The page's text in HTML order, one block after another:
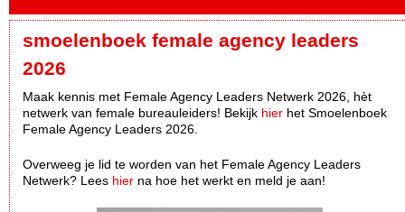
smoelenboek female agency leaders
2026
Maak kennis met Female Agency Leaders Netwerk 2026, hèt
netwerk van female bureauleiders! Bekijk hier het Smoelenboek
Female Agency Leaders 2026.
Overweeg je lid te worden van het Female Agency Leaders
Netwerk? Lees hier na hoe het werkt en meld je aan!